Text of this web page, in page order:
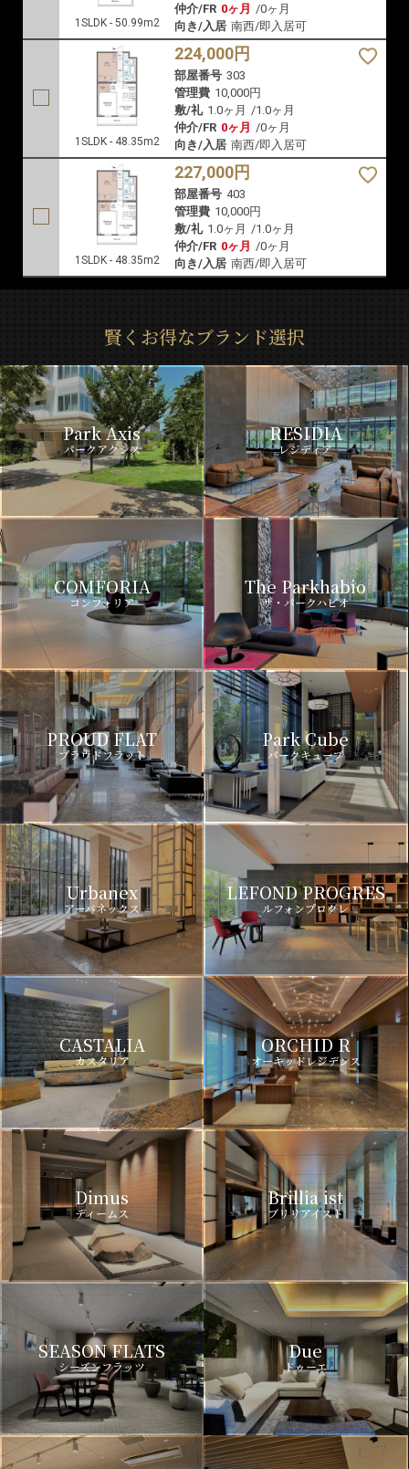
1SLDK - 50.99m2
仲介/FR 0ヶ月 /0ヶ月
向き/入居 南西/即入居可
1SLDK - 48.35m2
224,000円
部屋番号 303
管理費 10,000円
敷/礼 1.0ヶ月 /1.0ヶ月
仲介/FR 0ヶ月 /0ヶ月
向き/入居 南西/即入居可
1SLDK - 48.35m2
227,000円
部屋番号 403
管理費 10,000円
敷/礼 1.0ヶ月 /1.0ヶ月
仲介/FR 0ヶ月 /0ヶ月
向き/入居 南西/即入居可
賢くお得なブランド選択
Park Axis
パークアクシス
RESIDIA
レジディア
COMFORIA
コンフォリア
The Parkhabio
ザ・パークハビオ
PROUD FLAT
プラウドフラット
Park Cube
パークキューブ
Urbanex
アーバネックス
LEFOND PROGRES
ルフォンプログレ
CASTALIA
カスタリア
ORCHID R
オーキッドレジデンス
Dimus
ディームス
Brillia ist
ブリリアイスト
SEASON FLATS
シーズンフラッツ
Due
ドゥーエ